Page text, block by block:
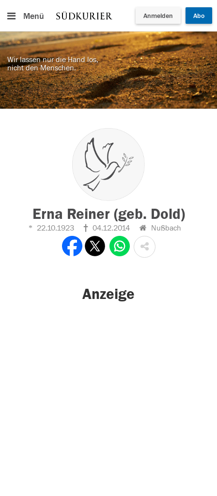
Menü Anmelden Abo
Wir lassen nur die Hand los,
nicht den Menschen.
Erna Reiner (geb. Dold)
22.10.1923 04.12.2014 Nußbach
Anzeige